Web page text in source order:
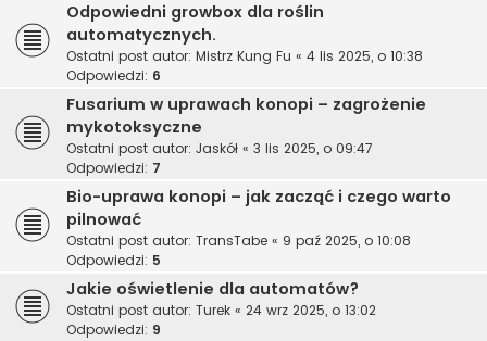
Odpowiedni growbox dla roślin
automatycznych.
Ostatni post autor: Mistrz Kung Fu « 4 lis 2025, o 10:38
Odpowiedzi: 6
Fusarium w uprawach konopi – zagrożenie
mykotoksyczne
Ostatni post autor: Jaskół « 3 lis 2025, o 09:47
Odpowiedzi: 7
Bio-uprawa konopi – jak zacząć i czego warto
pilnować
Ostatni post autor: TransTabe « 9 paź 2025, o 10:08
Odpowiedzi: 5
Jakie oświetlenie dla automatów?
Ostatni post autor: Turek « 24 wrz 2025, o 13:02
Odpowiedzi: 9